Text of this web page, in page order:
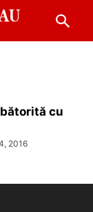
cu
2016